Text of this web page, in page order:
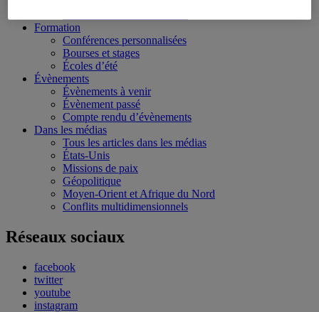
Formation
Conférences personnalisées
Bourses et stages
Écoles d’été
Évènements
Évènements à venir
Évènement passé
Compte rendu d’évènements
Dans les médias
Tous les articles dans les médias
États-Unis
Missions de paix
Géopolitique
Moyen-Orient et Afrique du Nord
Conflits multidimensionnels
Réseaux sociaux
facebook
twitter
youtube
instagram